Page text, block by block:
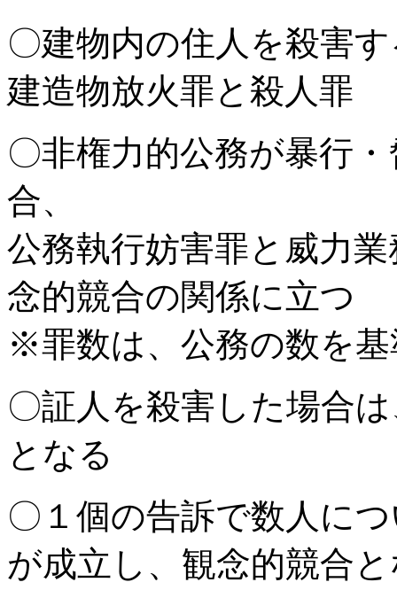
〇建物内の住人を殺害
建造物放火罪と殺人罪
〇非権力的公務が暴行
合、
公務執行妨害罪と威力
念的競合の関係に立つ
※罪数は、公務の数を
〇証人を殺害した場合
となる
〇１個の告訴で数人に
が成立し、観念的競合